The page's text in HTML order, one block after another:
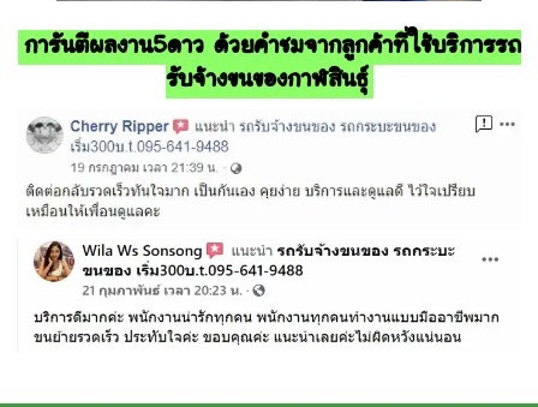
การันตีผลงาน5ดาว ด้วยคำชมจากลูกค้าที่ใช้บริการรถ
รับจ้างขนของกาฬสินธุ์